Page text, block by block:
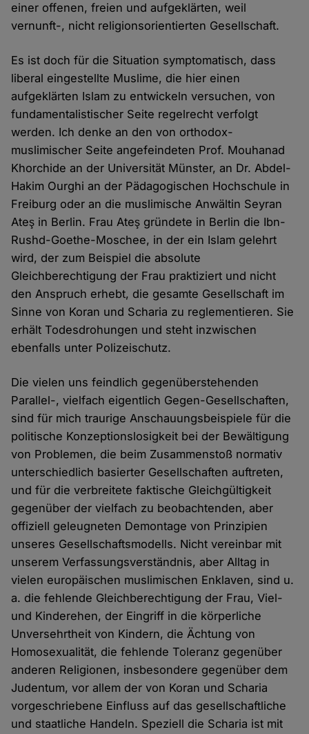
einer offenen, freien und aufgeklärten, weil
vernunft-, nicht religionsorientierten Gesellschaft.
Es ist doch für die Situation symptomatisch, dass
liberal eingestellte Muslime, die hier einen
aufgeklärten Islam zu entwickeln versuchen, von
fundamentalistischer Seite regelrecht verfolgt
werden. Ich denke an den von orthodox-
muslimischer Seite angefeindeten Prof. Mouhanad
Khorchide an der Universität Münster, an Dr. Abdel-
Hakim Ourghi an der Pädagogischen Hochschule in
Freiburg oder an die muslimische Anwältin Seyran
Ateş in Berlin. Frau Ateş gründete in Berlin die Ibn-
Rushd-Goethe-Moschee, in der ein Islam gelehrt
wird, der zum Beispiel die absolute
Gleichberechtigung der Frau praktiziert und nicht
den Anspruch erhebt, die gesamte Gesellschaft im
Sinne von Koran und Scharia zu reglementieren. Sie
erhält Todesdrohungen und steht inzwischen
ebenfalls unter Polizeischutz.
Die vielen uns feindlich gegenüberstehenden
Parallel-, vielfach eigentlich Gegen-Gesellschaften,
sind für mich traurige Anschauungsbeispiele für die
politische Konzeptionslosigkeit bei der Bewältigung
von Problemen, die beim Zusammenstoß normativ
unterschiedlich basierter Gesellschaften auftreten,
und für die verbreitete faktische Gleichgültigkeit
gegenüber der vielfach zu beobachtenden, aber
offiziell geleugneten Demontage von Prinzipien
unseres Gesellschaftsmodells. Nicht vereinbar mit
unserem Verfassungsverständnis, aber Alltag in
vielen europäischen muslimischen Enklaven, sind u.
a. die fehlende Gleichberechtigung der Frau, Viel-
und Kinderehen, der Eingriff in die körperliche
Unversehrtheit von Kindern, die Ächtung von
Homosexualität, die fehlende Toleranz gegenüber
anderen Religionen, insbesondere gegenüber dem
Judentum, vor allem der von Koran und Scharia
vorgeschriebene Einfluss auf das gesellschaftliche
und staatliche Handeln. Speziell die Scharia ist mit